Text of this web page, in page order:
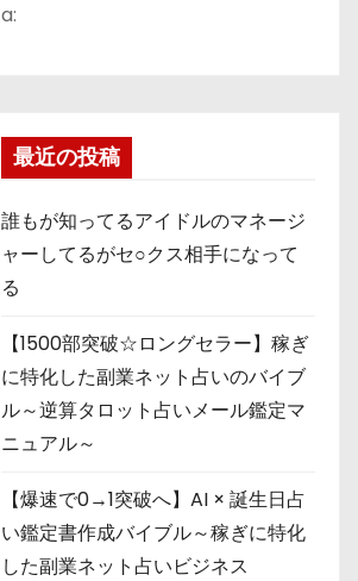
a:
最近の投稿
誰もが知ってるアイドルのマネージ
ャーしてるがセ○クス相手になって
る
【1500部突破☆ロングセラー】稼ぎ
に特化した副業ネット占いのバイブ
ル～逆算タロット占いメール鑑定マ
ニュアル～
【爆速で0→1突破へ】AI × 誕生日占
い鑑定書作成バイブル～稼ぎに特化
した副業ネット占いビジネス